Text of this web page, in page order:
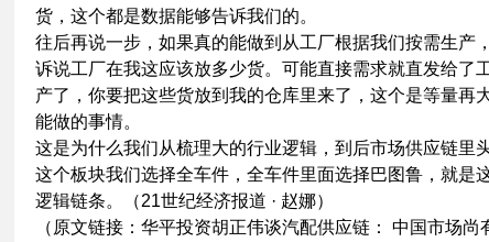
货，这个都是数据能够告诉我们的。
往后再说一步，如果真的能做到从工厂根据我们按需生产
诉说工厂在我这应该放多少货。可能直接需求就直发给了
产了，你要把这些货放到我的仓库里来了，这个是等量再
能做的事情。
这是为什么我们从梳理大的行业逻辑，到后市场供应链里
这个板块我们选择全车件，全车件里面选择巴图鲁，就是
逻辑链条。（21世纪经济报道 · 赵娜）
（原文链接：华平投资胡正伟谈汽配供应链： 中国市场尚